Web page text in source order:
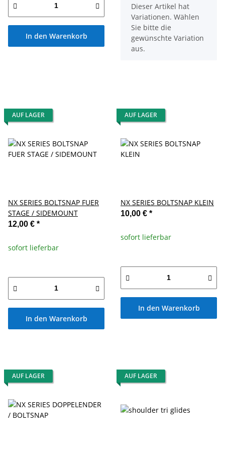
In den Warenkorb
x
Dieser Artikel hat
Variationen. Wählen
Sie bitte die
gewünschte Variation
aus.
AUF LAGER
NX SERIES BOLTSNAP FUER
STAGE / SIDEMOUNT
12,00 € *
sofort lieferbar
In den Warenkorb
AUF LAGER
NX SERIES BOLTSNAP KLEIN
10,00 € *
sofort lieferbar
In den Warenkorb
AUF LAGER AUF LAGER